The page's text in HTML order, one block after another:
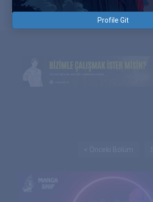
288.Bölüm Owlturd 19: Asıl Noktayı
Profile Git